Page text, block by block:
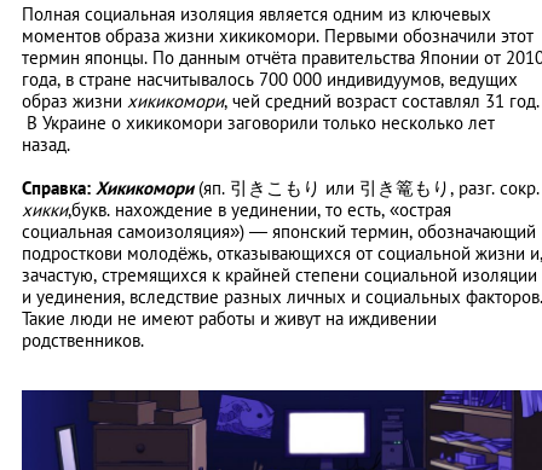
Полная социальная изоляция является одним из ключевых
моментов образа жизни хикикомори. Первыми обозначили этот
термин японцы. По данным отчёта правительства Японии от
года, в стране насчитывалось 700 000 индивидуумов, ведущих
образ жизни хикикомори, чей средний возраст составлял 31 год.
В Украине о хикикомори заговорили только несколько лет
назад.
Справка: Хикикомори(яп. 引きこもり или 引き篭もり, разг. сокр.
хикки,букв. нахождение в уединении, то есть, «острая
социальная самоизоляция») — японский термин, обозначающий
подросткови молодёжь, отказывающихся от социальной жизни и,
зачастую, стремящихся к крайней степени социальной изоляции
и уединения, вследствие разных личных и социальных факторов.
Такие люди не имеют работы и живут на иждивении
родственников.